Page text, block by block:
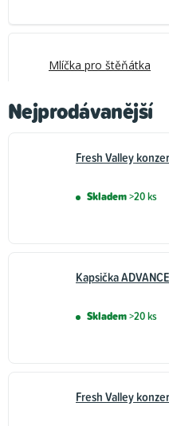
Mlíčka pro štěňátka
Nejprodávanější
Fresh Valley
Skladem>20 ks
Kapsička
Skladem>20 ks
Fresh Valley